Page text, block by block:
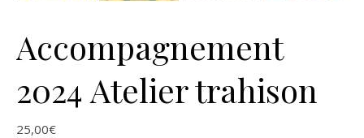
Accompagnement
2024 Atelier trahison
25,00€